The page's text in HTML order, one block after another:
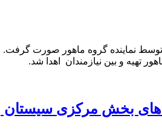
کرونا توسط نماینده گروه ماهور
تهیه و بین نیازمندان اهدا شد.
بخش مرکزی سيستان